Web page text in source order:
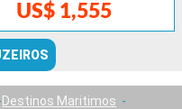
US$ 1,555
Destinos Maritimos